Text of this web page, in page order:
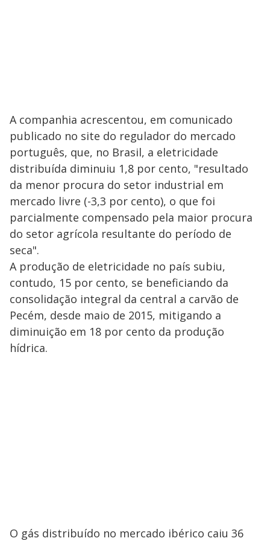
A companhia acrescentou, em comunicado
publicado no site do regulador do mercado
português, que, no Brasil, a eletricidade
distribuída diminuiu 1,8 por cento, "resultado
da menor procura do setor industrial em
mercado livre (-3,3 por cento), o que foi
parcialmente compensado pela maior procura
do setor agrícola resultante do período de
seca".
A produção de eletricidade no país subiu,
contudo, 15 por cento, se beneficiando da
consolidação integral da central a carvão de
Pecém, desde maio de 2015, mitigando a
diminuição em 18 por cento da produção
hídrica.
O gás distribuído no mercado ibérico caiu 36